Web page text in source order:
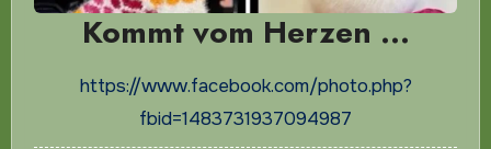
Kommt vom Herzen …
https://www.facebook.com/photo.php?
fbid=1483731937094987